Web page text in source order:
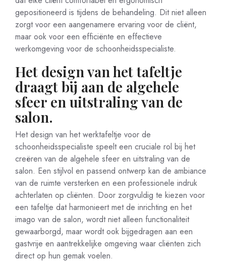
gepositioneerd is tijdens de behandeling. Dit niet alleen
zorgt voor een aangenamere ervaring voor de cliënt,
maar ook voor een efficiënte en effectieve
werkomgeving voor de schoonheidsspecialiste.
Het design van het tafeltje
draagt bij aan de algehele
sfeer en uitstraling van de
salon.
Het design van het werktafeltje voor de
schoonheidsspecialiste speelt een cruciale rol bij het
creëren van de algehele sfeer en uitstraling van de
salon. Een stijlvol en passend ontwerp kan de ambiance
van de ruimte versterken en een professionele indruk
achterlaten op cliënten. Door zorgvuldig te kiezen voor
een tafeltje dat harmonieert met de inrichting en het
imago van de salon, wordt niet alleen functionaliteit
gewaarborgd, maar wordt ook bijgedragen aan een
gastvrije en aantrekkelijke omgeving waar cliënten zich
direct op hun gemak voelen.